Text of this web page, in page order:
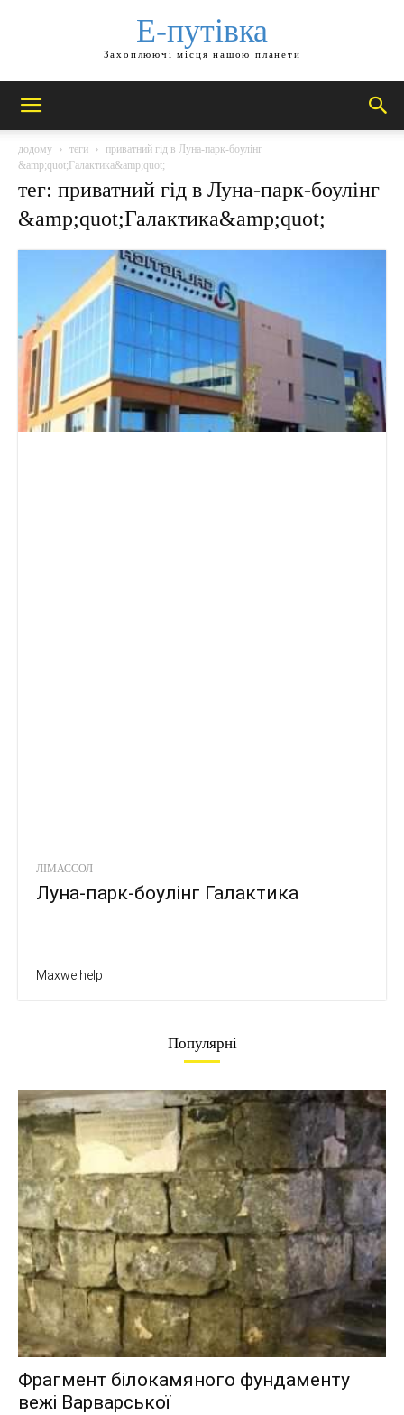
Е-путівка
Захоплюючі місця нашою планети
додому теги
приватний гід в Луна-парк-боулінг
&amp;quot;Галактика&amp;quot;
тег: приватний гід в Луна-парк-боулінг
&amp;quot;Галактика&amp;quot;
ЛІМАССОЛ
Луна-парк-боулінг Галактика
Maxwelhelp
Популярні
Фрагмент білокамяного фундаменту
вежі Варварської